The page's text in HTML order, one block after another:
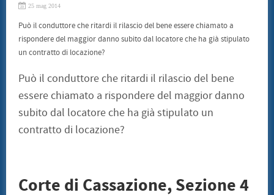
25 mag 2014
Può il conduttore che ritardi il rilascio del bene essere chiamato a
rispondere del maggior danno subito dal locatore che ha già stipulato
un contratto di locazione?
Può il conduttore che ritardi il rilascio del bene
essere chiamato a rispondere del maggior danno
subito dal locatore che ha già stipulato un
contratto di locazione?
Corte di Cassazione, Sezione 4